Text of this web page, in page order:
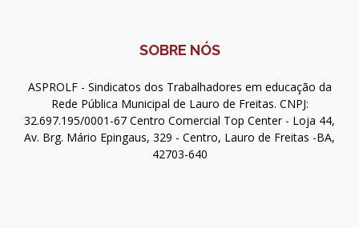
SOBRE NÓS
ASPROLF - Sindicatos dos Trabalhadores em educação da
Rede Pública Municipal de Lauro de Freitas. CNPJ:
32.697.195/0001-67 Centro Comercial Top Center - Loja 44,
Av. Brg. Mário Epingaus, 329 - Centro, Lauro de Freitas -BA,
42703-640